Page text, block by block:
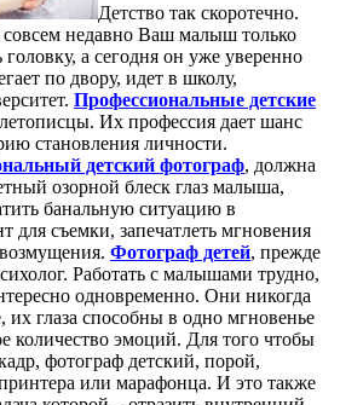
Детство так скоротечно.
недавно Ваш малыш только
головку, а сегодня он уже уверенно
по двору, идет в школу,
Профессиональные детские
Их профессия дает шанс
становления личности.
детский фотограф, должна
озорной блеск глаз малыша,
банальную ситуацию в
для съемки, запечатлеть мгновения
Фотограф детей, прежде
Работать с малышами трудно,
одновременно. Они никогда
их глаза способны в одно мгновенье
количество эмоций. Для того чтобы
фотограф детский, порой,
или марафонца. И это также